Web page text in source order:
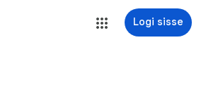
Logi sisse